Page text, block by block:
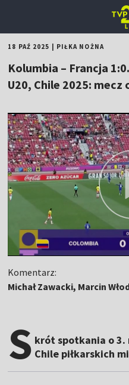
18 PAŹ 2025 PIŁKA NOŻNA
Kolumbia – Francja
U20, Chile 2025: mecz
Komentarz:
Michał Zawacki, Marcin
S krót spotkania o 3.
Chile piłkarskich